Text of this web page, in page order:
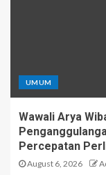
UMUM
Wawali Arya
Percepatan
August 6, 2026